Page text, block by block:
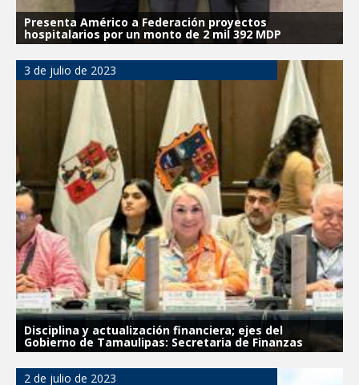
Presenta Américo a Federación proyectos
hospitalarios por un monto de 2 mil 392 MDP
3 de julio de 2023
Disciplina y actualización financiera; ejes del
Gobierno de Tamaulipas: Secretaria de Finanzas
2 de julio de 2023